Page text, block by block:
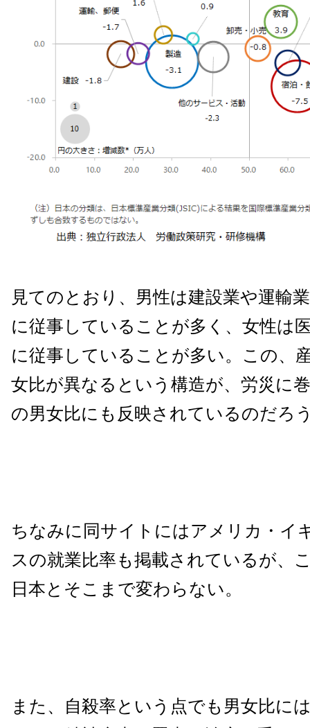
見てのとおり、男性は建設業や運輸
に従事していることが多く、女性は
に従事していることが多い。
この、
女比が異なるという構造が、労災に
の男女比にも反映されているのだろ
ちなみに同サイトにはアメリカ・イ
スの就業比率も掲載されているが、
日本とそこまで変わらない。
また、自殺率という点でも男女比に